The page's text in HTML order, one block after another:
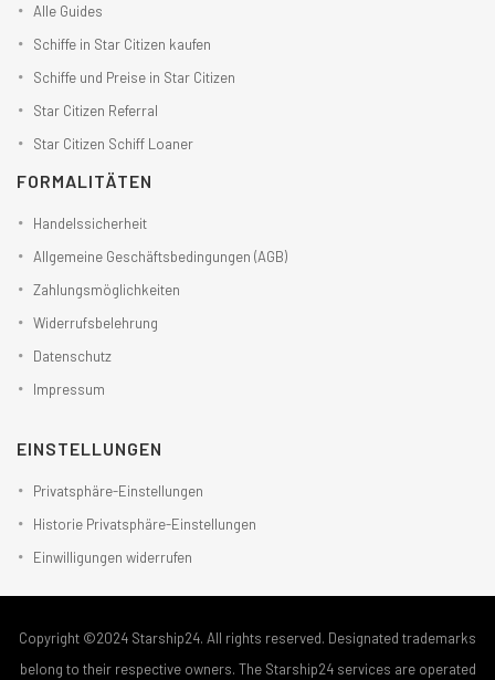
Alle Guides
Schiffe in Star Citizen kaufen
Schiffe und Preise in Star Citizen
Star Citizen Referral
Star Citizen Schiff Loaner
FORMALITÄTEN
Handelssicherheit
Allgemeine Geschäftsbedingungen (AGB)
Zahlungsmöglichkeiten
Widerrufsbelehrung
Datenschutz
Impressum
EINSTELLUNGEN
Privatsphäre-Einstellungen
Historie Privatsphäre-Einstellungen
Einwilligungen widerrufen
Copyright ©2024 Starship24. All rights reserved. Designated trademarks
belong to their respective owners. The Starship24 services are operated